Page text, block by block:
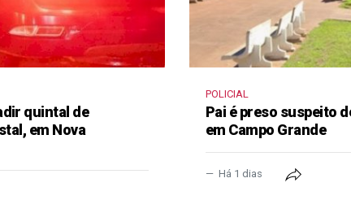
quintal de
em Nova
POLICIAL
Pai é preso suspeito
em Campo Grande
Há 1 dias